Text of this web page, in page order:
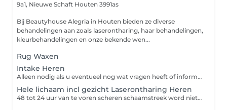
9a1, Nieuwe Schaft Houten 3991as
Bij Beautyhouse Alegria in Houten bieden ze diverse
behandelingen aan zoals laserontharing, haar behandelingen,
kleurbehandelingen en onze bekende wen...
Rug Waxen
Intake Heren
Alleen nodig als u eventueel nog wat vragen heeft of informatie wilt
Hele lichaam incl gezicht Laserontharing Heren
48 tot 24 uur van te voren scheren schaamstreek word niet behandeld